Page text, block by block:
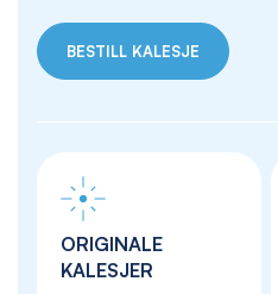
BESTILL KALESJE
ORIGINALE
KALESJER